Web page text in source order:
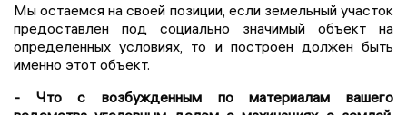
Мы остаемся на своей позиции, если земельный участок
предоставлен под социально значимый объект на
определенных условиях, то и построен должен быть
именно этот объект.
- Что с возбужденным по материалам вашего